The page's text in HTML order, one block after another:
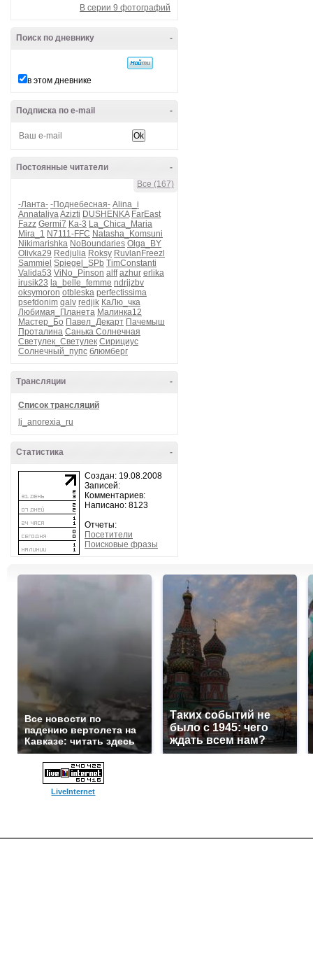
В серии 9 фотографий
-
Поиск по дневнику
в этом дневнике
-
Подписка по e-mail
-
Постоянные читатели
Все (167)
-Ланта- -Поднебесная- Alina_i
AnnataliyaAzizti DUSHENKA FarEast
Fazz Germi7 Ka-3 La_Chica_Maria
Mira_1 N7111-FFC Natasha_Komsuni
Nikimarishka NoBoundaries Olga_BY
Olivka29 Redjulia Roksy RuvlanFreezl
Sammiel Spiegel_SPb TimConstanti
Valida53 ViNo_Pinson alff azhur erlika
irusik23 la_belle_femme ndrjjzbv
oksymoron otbleska perfectissima
psefdonim qalv redjik КаЛю_чка
Любимая_Планета Малинка12
Мастер_Бо Павел_Декарт Пачемыш
Проталина Санька Солнечная
Светулек_Светулек Сирициус
Солнечный_пупс блюмберг
-
Трансляции
Список трансляций
lj_anorexia_ru
-
Статистика
Создан: 19.08.2008
Записей:
Комментариев:
Написано: 8123
Отчеты:
Посетители
Поисковые фразы
Все новости по
падению вертолета на
Кавказе: читать здесь
Таких событий не
было с 1945: чего
ждать всем нам?
LiveInternet